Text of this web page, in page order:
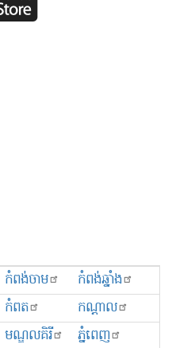
កំពង់ចាម
កំពង់ឆ្នាំង
កំពត
កណ្ដាល
មណ្ឌលគិរី
ភ្នំពេញ